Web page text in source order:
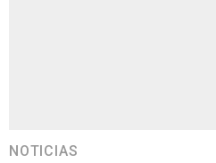
NOTICIAS